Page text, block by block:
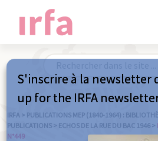
IRFA > PUBLICATIONS MEP (1840-1964) :
PUBLICATIONS > ECHOS DE LA RUE DU BAC 1946 >
N°449
S'inscrire à la newsletter
up for the IRFA